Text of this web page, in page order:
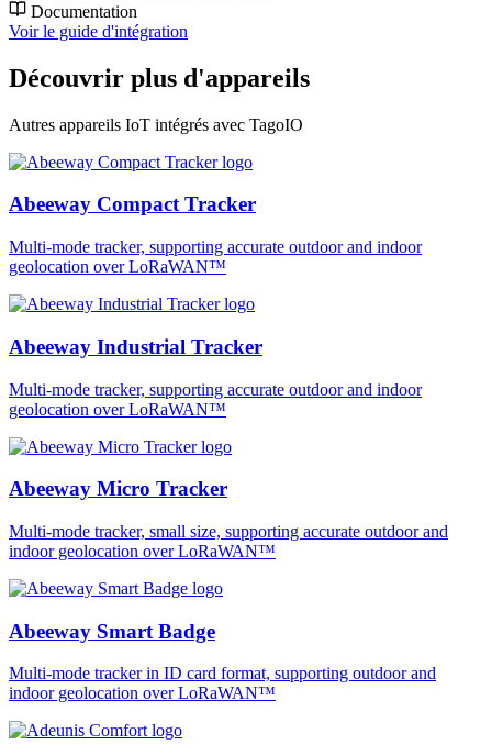
Documentation
Voir le guide d'intégration
Découvrir plus d'appareils
Autres appareils IoT intégrés avec TagoIO
Abeeway Compact Tracker
Multi-mode tracker, supporting accurate outdoor and indoor
geolocation over LoRaWAN™
Abeeway Industrial Tracker
Multi-mode tracker, supporting accurate outdoor and indoor
geolocation over LoRaWAN™
Abeeway Micro Tracker
Multi-mode tracker, small size, supporting accurate outdoor and
indoor geolocation over LoRaWAN™
Abeeway Smart Badge
Multi-mode tracker in ID card format, supporting outdoor and
indoor geolocation over LoRaWAN™